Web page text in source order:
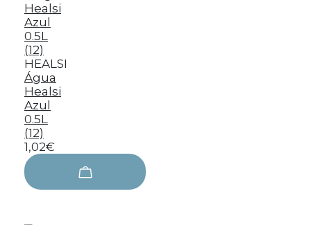
HEALSI
Água
Healsi
Azul
0.5L
(12)
1,02€